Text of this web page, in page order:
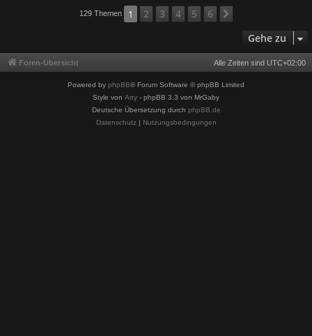
129 Themen 1 2 3 4 5 6
Gehe zu
Foren-Übersicht Alle Zeiten sind UTC+02:00
Powered by phpBB® Forum Software © phpBB Limited
Style von Arty - phpBB 3.3 von MrGaby
Deutsche Übersetzung durch phpBB.de
Datenschutz| Nutzungsbedingungen